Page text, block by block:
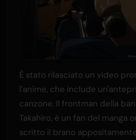
È stato rilasciato un video
l'anime, che include
canzone. Il frontman della
Takahiro, è un fan del manga
scritto il brano